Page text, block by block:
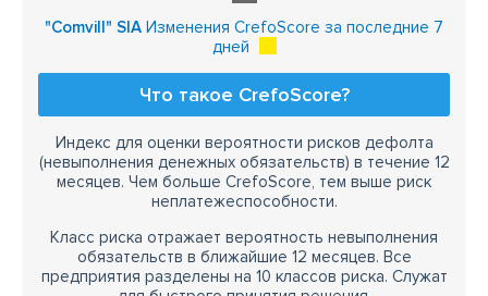
"Comvill" SIA Изменения CrefoScore за последние 7
дней
Что такое CrefoScore?
Индекс для оценки вероятности рисков дефолта
(невыполнения денежных обязательств) в течение 12
месяцев. Чем больше CrefoScore, тем выше риск
неплатежеспособности.
Класс риска отражает вероятность невыполнения
обязательств в ближайшие 12 месяцев. Все
предприятия разделены на 10 классов риска. Служат